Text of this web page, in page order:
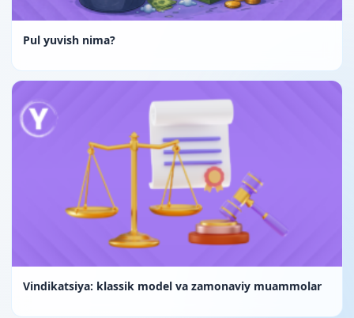
Pul yuvish nima?
Vindikatsiya: klassik model va zamonaviy muammolar